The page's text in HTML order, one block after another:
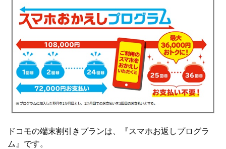
ドコモの端末割引きプランは、『スマホお返しプログラ
ム』です。